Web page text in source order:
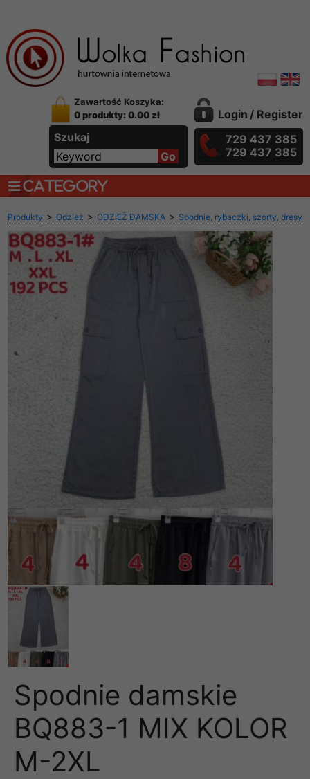
Zawartość Koszyka:
0 produkty: 0.00 zł
Szukaj
Login / Register
729 437 385
729 437 385
CATEGORY
Produkty > Odzież > ODZIEŻ DAMSKA > Spodnie, rybaczki, szorty, dresy
Spodnie damskie
BQ883-1 MIX KOLOR
M-2XL